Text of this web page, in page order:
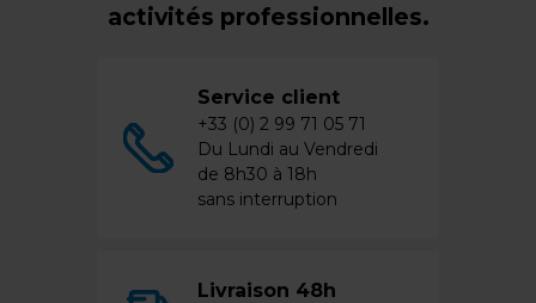
activités professionnelles.
Service client
+33 (0) 2 99 71 05 71
Du Lundi au Vendredi
de 8h30 à 18h
sans interruption
Livraison 48h